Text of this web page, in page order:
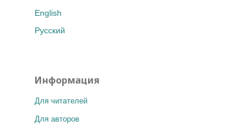
English
Русский
Информация
Для читателей
Для авторов